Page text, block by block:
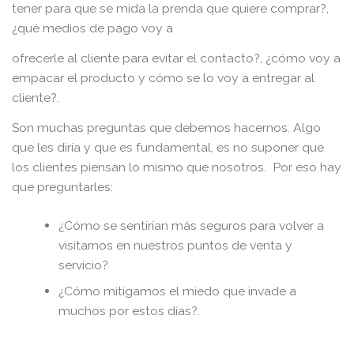
tener para que se mida la prenda que quiere comprar?,
¿qué medios de pago voy a
ofrecerle al cliente para evitar el contacto?, ¿cómo voy a
empacar el producto y cómo se lo voy a entregar al
cliente?.
Son muchas preguntas que debemos hacernos. Algo
que les diría y que es fundamental, es no suponer que
los clientes piensan lo mismo que nosotros. Por eso hay
que preguntarles:
¿Cómo se sentirían más seguros para volver a
visitarnos en nuestros puntos de venta y
servicio?
¿Cómo mitigamos el miedo que invade a
muchos por estos días?.